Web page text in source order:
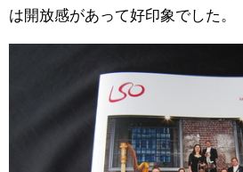
は開放感があって好印象でした。